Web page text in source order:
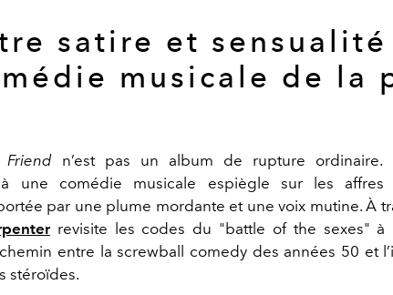
satire et
musicale de la
Friend n’est pas un album de rupture ordinaire.
à une comédie musicale espiègle sur les affres
par une plume mordante et une voix mutine. À
revisite les codes du "battle of the sexes" à
entre la screwball comedy des années 50 et
stéroïdes.